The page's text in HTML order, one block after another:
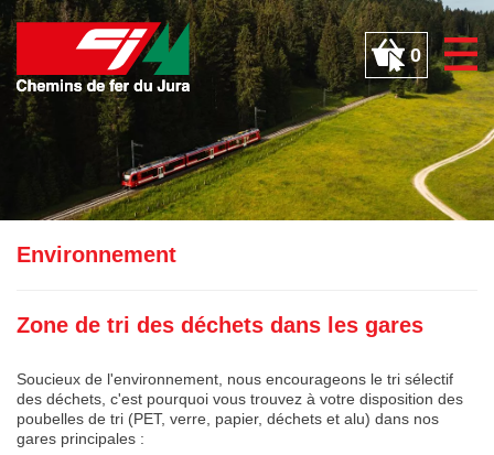
0
Environnement
Zone de tri des déchets dans les gares
Soucieux de l'environnement, nous encourageons le tri sélectif
des déchets, c'est pourquoi vous trouvez à votre disposition des
poubelles de tri (PET, verre, papier, déchets et alu) dans nos
gares principales :
Panneau de gestion des cookies